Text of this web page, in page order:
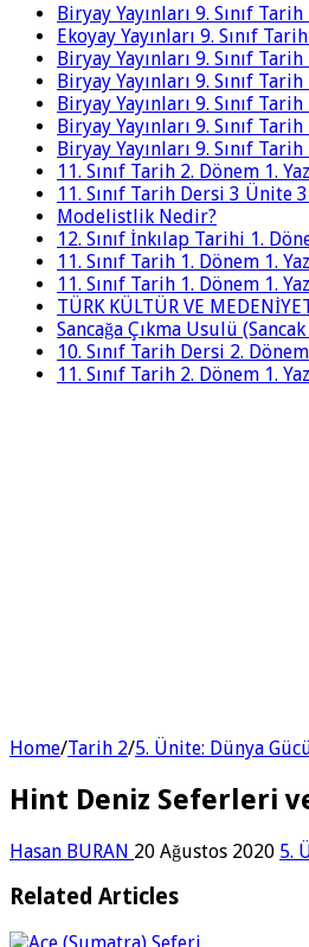
Biryay Yayınları 9. Sınıf
Ekoyay Yayınları 9. Sınıf
Biryay Yayınları 9. Sınıf
Biryay Yayınları 9. Sınıf
Biryay Yayınları 9. Sınıf
Biryay Yayınları 9. Sınıf
Biryay Yayınları 9. Sınıf
11. Sınıf Tarih 2. Dönem 1.
11. Sınıf Tarih Dersi 3 Ünite
Modelistlik Nedir?
12. Sınıf İnkılap Tarihi 1.
11. Sınıf Tarih 1. Dönem 1.
11. Sınıf Tarih 1. Dönem 1.
TÜRK KÜLTÜR VE
Sancağa Çıkma Usulü
10. Sınıf Tarih Dersi 2. Dönem
11. Sınıf Tarih 2. Dönem 1.
Home/Tarih 2/5. Ünite: Dünya
Hint Deniz Seferleri ve
Hasan BURAN 20 Ağustos 2020 5.
Related Articles